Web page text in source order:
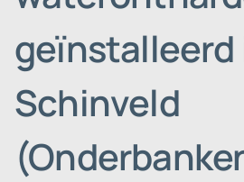
geïnstalleerd
Schinveld